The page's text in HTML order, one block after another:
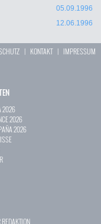
05.09.1996
12.06.1996
| KONTAKT| IMPRESSUM
2026
2026
2026
REDAKTION